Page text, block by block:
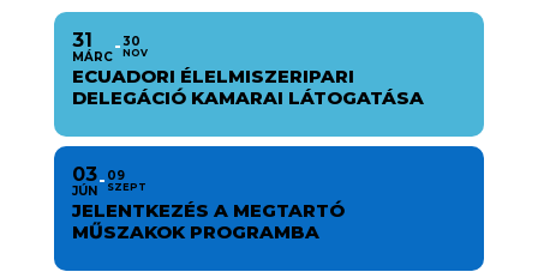
31
MÁRC
30
NOV
ECUADORI ÉLELMISZERIPARI
DELEGÁCIÓ KAMARAI LÁTOGATÁSA
03
JÚN
09
SZEPT
JELENTKEZÉS A MEGTARTÓ
MŰSZAKOK PROGRAMBA